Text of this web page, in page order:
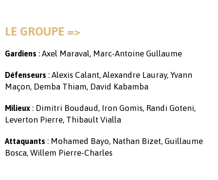
LE GROUPE =>
Gardiens : Axel Maraval, Marc-Antoine Gullaume
Défenseurs : Alexis Calant, Alexandre Lauray, Yvann
Maçon, Demba Thiam, David Kabamba
Milieux : Dimitri Boudaud, Iron Gomis, Randi Goteni,
Leverton Pierre, Thibault Vialla
Attaquants : Mohamed Bayo, Nathan Bizet, Guillaume
Bosca, Willem Pierre-Charles